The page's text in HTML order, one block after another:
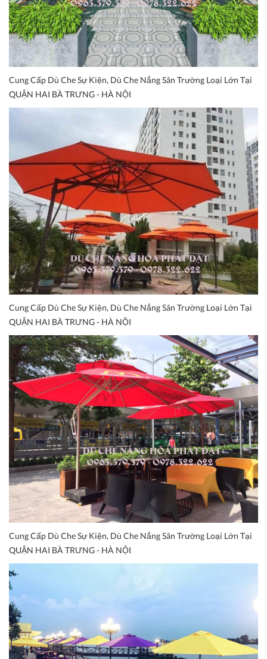
Cung Cấp Dù Che Sự Kiện, Dù Che Nắng Sân Trường Loại Lớn Tại
QUẬN HAI BÀ TRƯNG - HÀ NỘI
Cung Cấp Dù Che Sự Kiện, Dù Che Nắng Sân Trường Loại Lớn Tại
QUẬN HAI BÀ TRƯNG - HÀ NỘI
Cung Cấp Dù Che Sự Kiện, Dù Che Nắng Sân Trường Loại Lớn Tại
QUẬN HAI BÀ TRƯNG - HÀ NỘI